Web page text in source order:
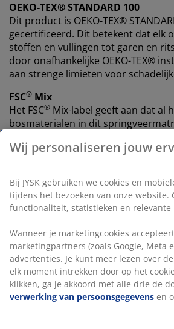
OEKO-TEX® STANDARD 100
Dit product is OEKO-TEX®
gecertificeerd. Dit betekent dat elk
stoffen en vullingen tot garen en
door onafhankelijke OEKO-TEX®
aan strenge limieten voor
FSC® Mix
Het FSC® Mix-label geeft aan dat al
bosmaterialen in dit
gecertificeerde bossen,
FSC -gecontroleerd hout.
DREAMZONE®
DREAMZONE® zet zich in om je
met individuele oplossingen
bedden. Kwaliteit en functionaliteit
dat al sinds de oprichting in
DREAMZONE® is exclusief
100 dagen proefperiode en 25
Je krijgt 100 dagen de tijd om je
boxspring thuis uit te proberen. Ben